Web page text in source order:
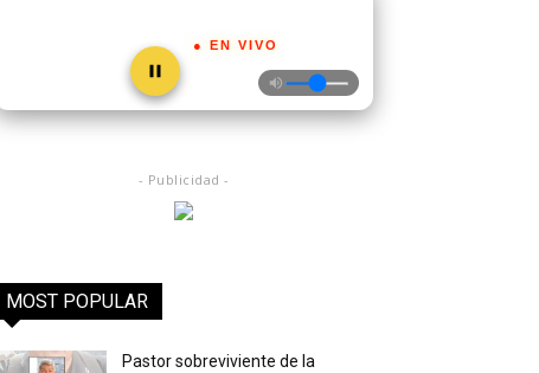
● EN VIVO
- Publicidad -
MOST POPULAR
Pastor sobreviviente de la